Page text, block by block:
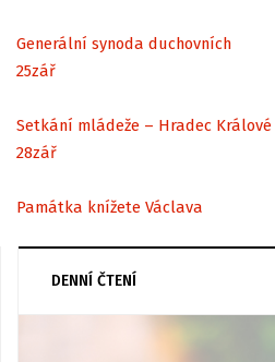
Generální synoda duchovních
25zář
Setkání mládeže – Hradec Králové
28zář
Památka knížete Václava
DENNÍ ČTENÍ